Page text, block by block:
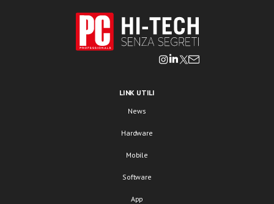
LINK UTILI
News
Hardware
Mobile
Software
App